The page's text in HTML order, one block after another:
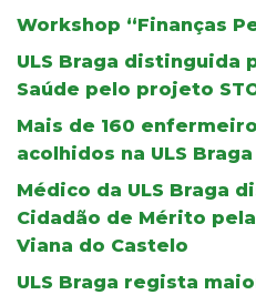
Workshop “Finanças
ULS Braga distinguida
Saúde pelo projeto
Mais de 160
acolhidos na ULS Braga
Médico da ULS Braga
Cidadão de Mérito
Viana do Castelo
ULS Braga regista